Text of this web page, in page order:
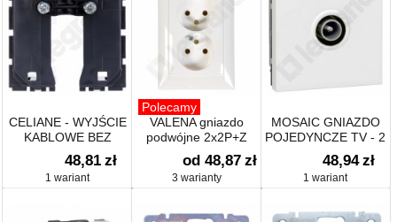
CELIANE - WYJŚCIE
KABLOWE BEZ
ZACISKÓW
48,81 zł
1 wariant
Polecamy
VALENA gniazdo
podwójne 2x2P+Z
od 48,87 zł
3 warianty
MOSAIC GNIAZDO
POJEDYNCZE TV - 2
MODYŁY
48,94 zł
1 wariant